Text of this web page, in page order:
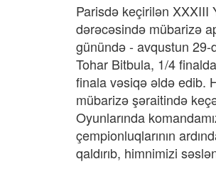
Parisdə keçirilən XXXIII
dərəcəsində mübarizə
günündə - avqustun
Tohar Bitbula, 1/4
finala vəsiqə əldə edib.
mübarizə şəraitində
Oyunlarında
çempionluqlarının
qaldırıb, himnimizi